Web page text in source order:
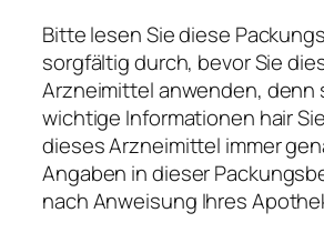
Bitte lesen Sie diese
sorgfältig durch, bevor Sie
Arzneimittel anwenden, denn
wichtige Informationen hair
dieses Arzneimittel immer
Angaben in dieser
nach Anweisung Ihres